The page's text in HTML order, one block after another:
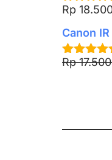
Rated5.00
Rp
Canon
Rated5.00
Rp